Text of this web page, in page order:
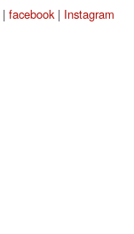
| facebook| Instagram